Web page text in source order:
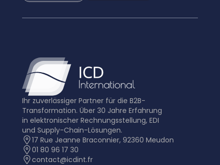
Ihr zuverlässiger Partner für die B2B-
Transformation. Über 30 Jahre Erfahrung
in elektronischer Rechnungsstellung, EDI
und Supply-Chain-Lösungen.
17 Rue Jeanne Braconnier, 92360 Meudon
01 80 96 17 30
contact@icdint.fr